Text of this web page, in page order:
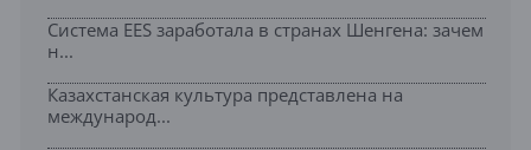
Система EES заработала в странах Шенгена: зачем
н...
Казахстанская культура представлена на
международ...